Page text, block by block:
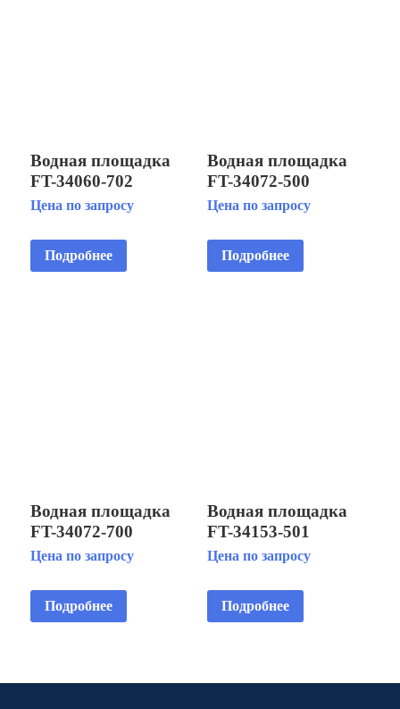
Водная площадка
FT-34060-702
Цена по запросу
Подробнее
Водная площадка
FT-34072-500
Цена по запросу
Подробнее
Водная площадка
FT-34072-700
Цена по запросу
Подробнее
Водная площадка
FT-34153-501
Цена по запросу
Подробнее